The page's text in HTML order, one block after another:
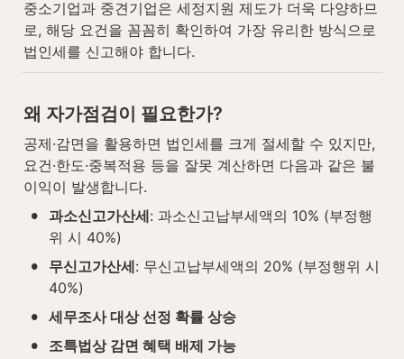
중소기업과 중견기업은 세정지원 제도가 더욱 다양하므
로, 해당 요건을 꼼꼼히 확인하여 가장 유리한 방식으로
법인세를 신고해야 합니다.
왜 자가점검이 필요한가?
공제·감면을 활용하면 법인세를 크게 절세할 수 있지만,
요건·한도·중복적용 등을 잘못 계산하면 다음과 같은 불
이익이 발생합니다.
• 과소신고가산세: 과소신고납부세액의 10% (부정행
위 시 40%)
• 무신고가산세: 무신고납부세액의 20% (부정행위 시
40%)
• 세무조사 대상 선정 확률 상승
•
조특법상 감면 혜택 배제 가능